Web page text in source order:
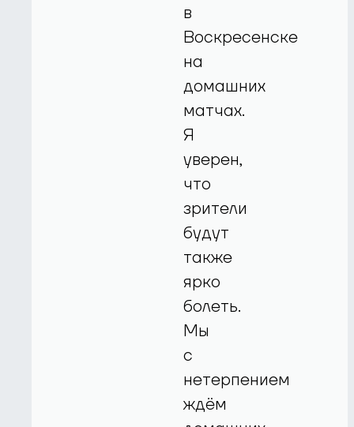
в
Воскресенске
на
домашних
матчах.
Я
уверен,
что
зрители
будут
также
ярко
болеть.
Мы
с
нетерпением
ждём